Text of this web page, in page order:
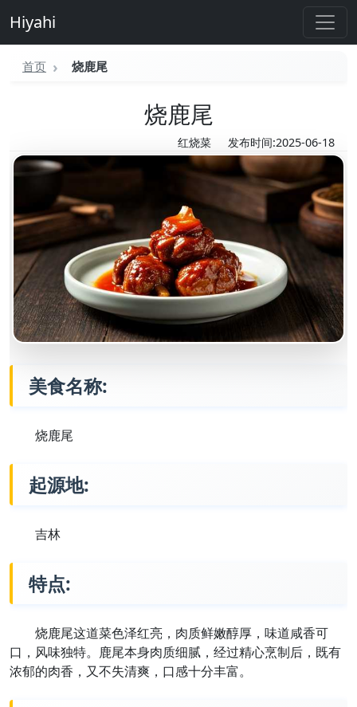
Hiyahi
首页 烧鹿尾
烧鹿尾
红烧菜 发布时间:2025-06-18
美食名称:
烧鹿尾
起源地:
吉林
特点:
烧鹿尾这道菜色泽红亮，肉质鲜嫩醇厚，味道咸香可
口，风味独特。鹿尾本身肉质细腻，经过精心烹制后，既有
浓郁的肉香，又不失清爽，口感十分丰富。